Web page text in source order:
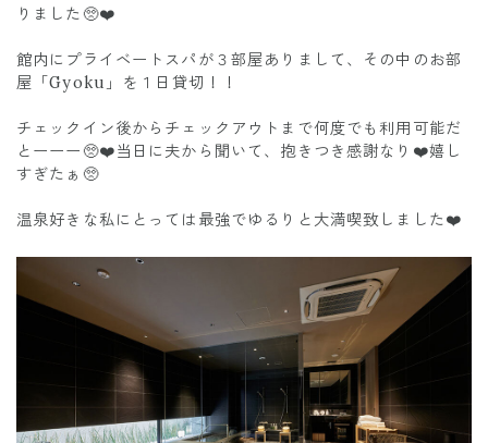
りました🥺❤️
館内にプライベートスパが３部屋ありまして、その中のお部
屋「Gyoku」を１日貸切！！
チェックイン後からチェックアウトまで何度でも利用可能だ
とーーー🥺❤️当日に夫から聞いて、抱きつき感謝なり❤️嬉し
すぎたぁ🥺
温泉好きな私にとっては最強でゆるりと大満喫致しました❤️